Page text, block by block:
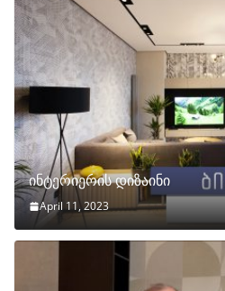
ინტერიერის დიზაინი
April 11, 2023